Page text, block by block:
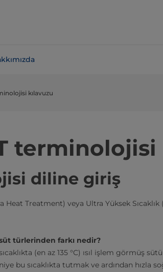
kılavuzu
terminolojisi
diline giriş
Heat Treatment) veya Ultra Yüksek
türlerinden farkı nedir?
(en az 135 °C) ısıl işlem görmüş
bu sıcaklıkta tutmak ve ardından